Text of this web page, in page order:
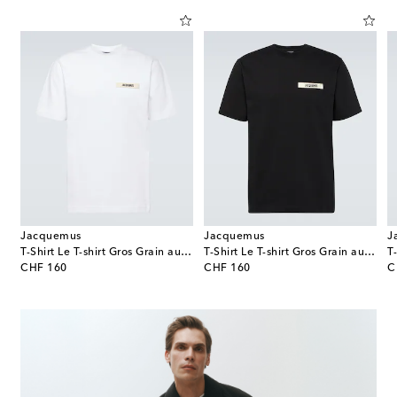
Jacquemus
T-Shirt Le T-shirt Gros Grain aus Baumwolle
CHF 160
original price
Jacquemus
T-Shirt Le T-shirt Gros Grain aus Baumwolle
CHF 160
original price